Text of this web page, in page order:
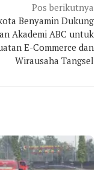
Pos berikutnya
Benyamin Dukung
Akademi ABC untuk
E-Commerce dan
Wirausaha Tangsel